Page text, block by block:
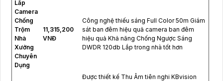
Lắp
Camera
Chống
Trộm
Nhà
Xưởng
Chuyên
Dụng
11,315,200
VNĐ
Công nghệ thiếu sáng Full Color 50m Giám
sát ban đêm hiệu quả camera ban đêm
hiệu quả Khả năng Chống Ngược Sáng
DWDR 120db Lắp trong nhà tốt hơn
Được thiết kế Thu Âm tiên nghi KBvision